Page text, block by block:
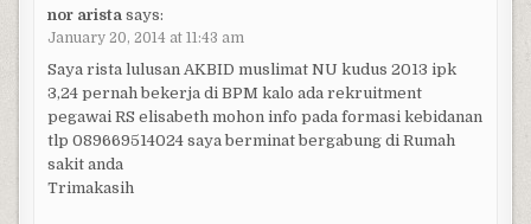
nor arista says:
January 20, 2014 at 11:43 am
Saya rista lulusan AKBID muslimat NU kudus 2013 ipk
3,24 pernah bekerja di BPM kalo ada rekruitment
pegawai RS elisabeth mohon info pada formasi kebidanan
tlp 089669514024 saya berminat bergabung di Rumah
sakit anda
Trimakasih